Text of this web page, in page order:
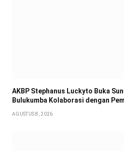
AKBP Stephanus Luckyto Buka
Bulukumba Kolaborasi dengan
AGUSTUS 8, 2026